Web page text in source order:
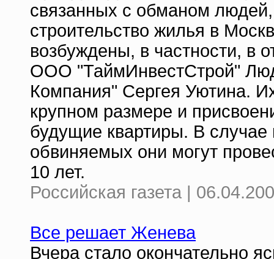
связанных с обманом
строительство жилья в
возбуждены, в частности, в
ООО "ТаймИнвестСтрой"
Компания" Сергея Уютина.
крупном размере и
будущие квартиры. В случае
обвиняемых они могут
10 лет.
Российская газета |
Все решает Женева
Вчера стало окончательно